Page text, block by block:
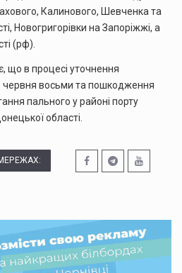
Калинового, Шевченка та
Новогригорівки на Запоріжжі, а
(рф).
що в процесі уточнення
восьми та пошкодження
пального у районі порту
області.